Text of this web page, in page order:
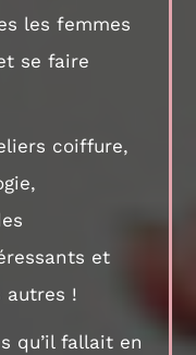
les femmes
se faire
coiffure,
et
autres !
qu’il fallait en